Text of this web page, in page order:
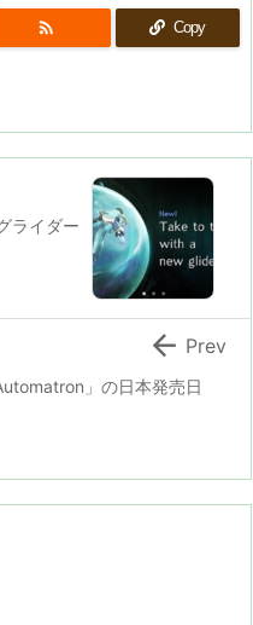
 Copy
ライダー
」の日本発売日
 Prev